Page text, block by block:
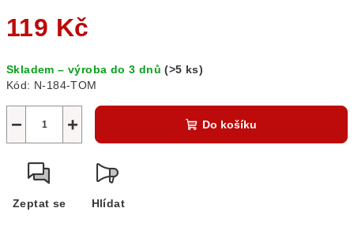
119 Kč
cena:
Skladem – výroba do 3 dnů(>5 ks)
Kód: N-184-TOM
+
− Do košíku
Zeptat se Hlídat